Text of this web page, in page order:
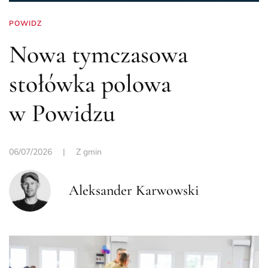
POWIDZ
Nowa tymczasowa
stołówka polowa
w Powidzu
06/07/2026 | Z gmin
Aleksander Karwowski